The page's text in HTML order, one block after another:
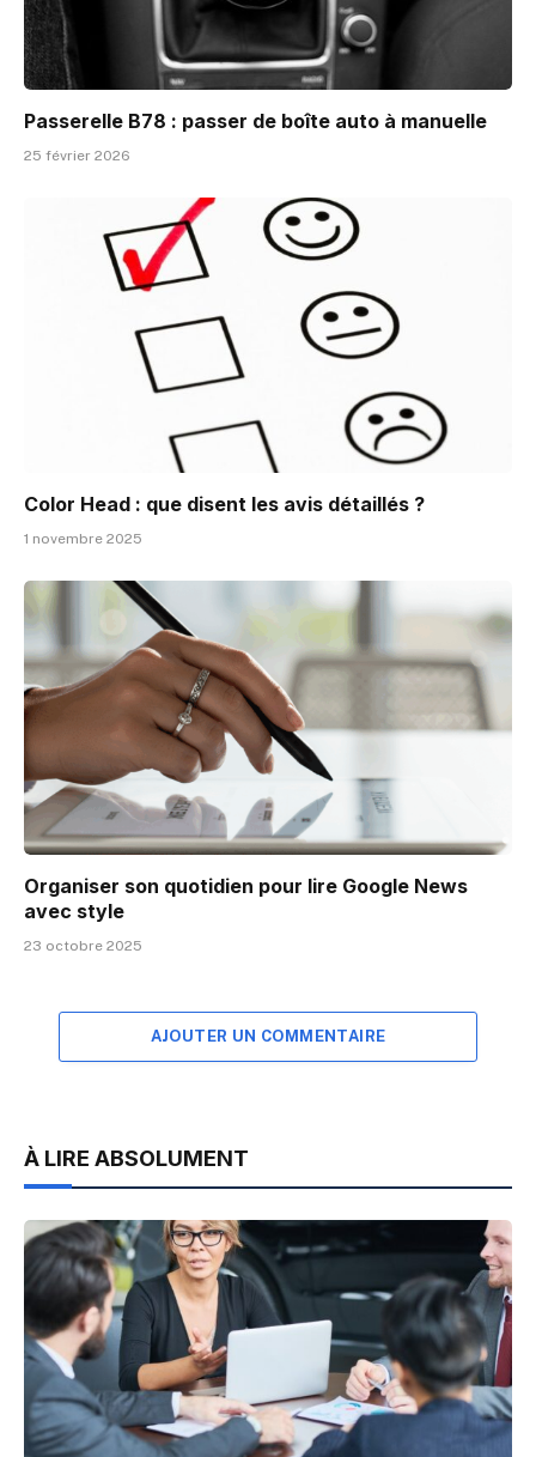
Passerelle B78 : passer de boîte auto à manuelle
25 février 2026
Color Head : que disent les avis détaillés ?
1 novembre 2025
Organiser son quotidien pour lire Google News
avec style
23 octobre 2025
AJOUTER UN COMMENTAIRE
À LIRE ABSOLUMENT